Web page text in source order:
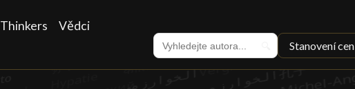
Thinkers Vědci
Stanovení cen